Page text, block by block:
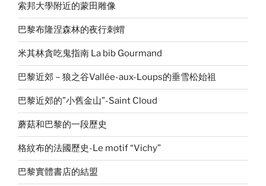
索邦大學附近的蒙田雕像
巴黎布隆涅森林的夜行刺蝟
米其林貪吃鬼指南 La bib Gourmand
巴黎近郊－狼之谷Vallée-aux-Loups的垂雪松始祖
巴黎近郊的”小舊金山”-Saint Cloud
蘑菇和巴黎的一段歷史
格紋布的法國歷史-Le motif “Vichy”
巴黎實體書店的結盟